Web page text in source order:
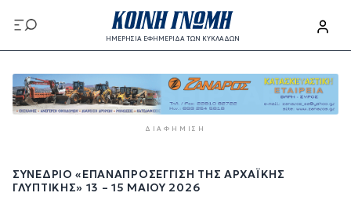
προς
το
περιεχόμενο
ΗΜΕΡΗΣΙΑ ΕΦΗΜΕΡΙΔΑ ΤΩΝ ΚΥΚΛΑΔΩΝ
προς
το
κυρίως
ΔΙΑΦΉΜΙΣΗ
ΣΥΝΈΔΡΙΟ «ΕΠΑΝΑΠΡΟΣΈΓΓΙΣΗ ΤΗΣ ΑΡΧΑΪΚΉΣ
ΓΛΥΠΤΙΚΉΣ» 13 – 15 ΜΑΊΟΥ 2026